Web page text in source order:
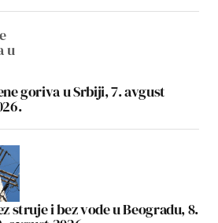
goriva u Srbiji, 7. avgust
struje i bez vode u Beogradu, 8.